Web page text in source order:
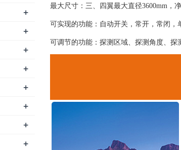
最大尺寸：三、四翼最大直径3600mm，
可实现的功能：自动开关，常开，常闭，
可调节的功能：探测区域、探测角度、探
+
+
+
+
+
+
+
+